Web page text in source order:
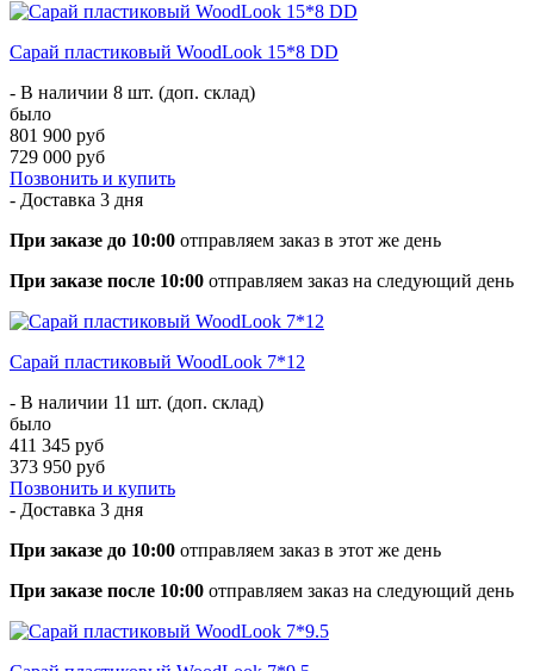
Сарай пластиковый WoodLook 15*8 DD
- В наличии 8 шт. (доп. склад)
было
801 900 руб
729 000 руб
Позвонить и купить
- Доставка 3 дня
При заказе до 10:00 отправляем заказ в этот же день
При заказе после 10:00 отправляем заказ на следующий день
Сарай пластиковый WoodLook 7*12
- В наличии 11 шт. (доп. склад)
было
411 345 руб
373 950 руб
Позвонить и купить
- Доставка 3 дня
При заказе до 10:00 отправляем заказ в этот же день
При заказе после 10:00 отправляем заказ на следующий день